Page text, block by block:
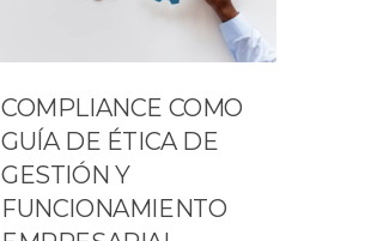
COMPLIANCE COMO
GUÍA DE ÉTICA DE
GESTIÓN Y
FUNCIONAMIENTO